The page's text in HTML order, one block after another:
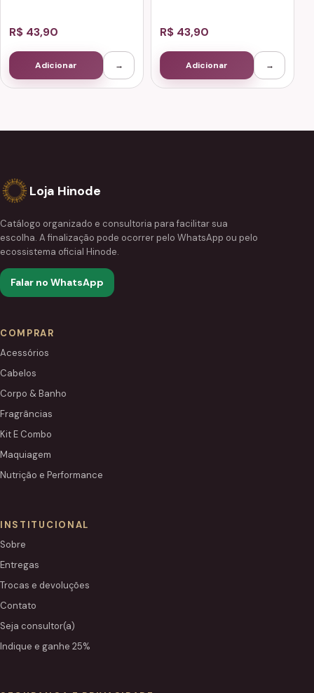
R$ 43,90
Adicionar →
R$ 43,90
Adicionar →
Loja Hinode
Catálogo organizado e consultoria para facilitar sua
escolha. A finalização pode ocorrer pelo WhatsApp ou pelo
ecossistema oficial Hinode.
Falar no WhatsApp
COMPRAR
Acessórios
Cabelos
Corpo & Banho
Fragrâncias
Kit E Combo
Maquiagem
Nutrição e Performance
INSTITUCIONAL
Sobre
Entregas
Trocas e devoluções
Contato
Seja consultor(a)
Indique e ganhe 25%